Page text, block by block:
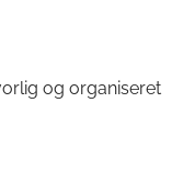
og organiseret